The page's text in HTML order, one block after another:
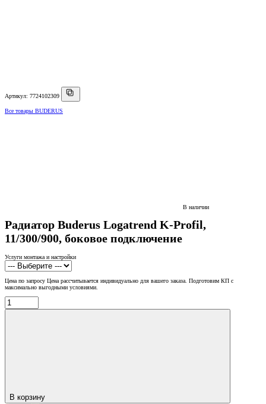
Артикул: 7724102309
Все товары BUDERUS
В наличии
Радиатор Buderus Logatrend K-Profil,
11/300/900, боковое подключение
Услуги монтажа и настройки
Цена по запросу Цена рассчитывается индивидуально для вашего заказа. Подготовим КП с
максимально выгодными условиями.
В корзину